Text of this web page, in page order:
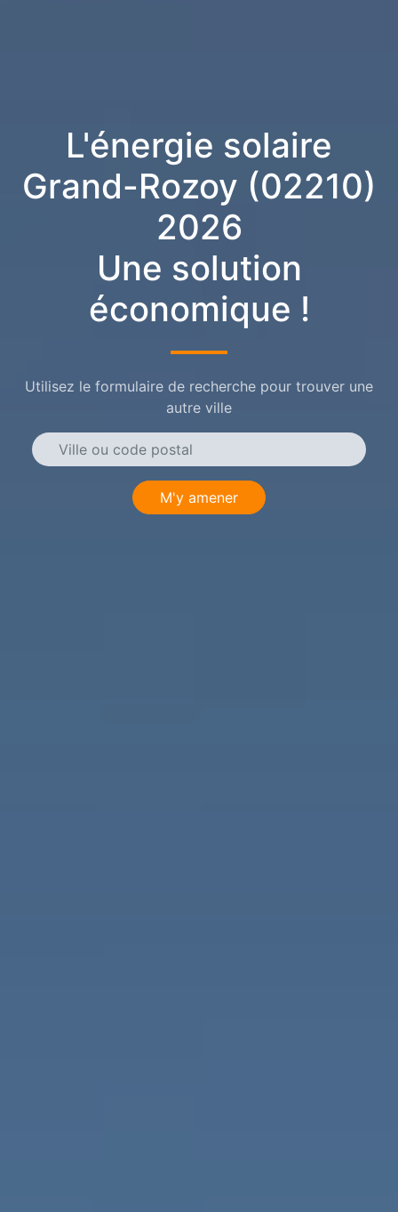
L'énergie solaire
Grand-Rozoy (02210)
2026
Une solution
économique !
Utilisez le formulaire de recherche pour trouver une
autre ville
M'y amener